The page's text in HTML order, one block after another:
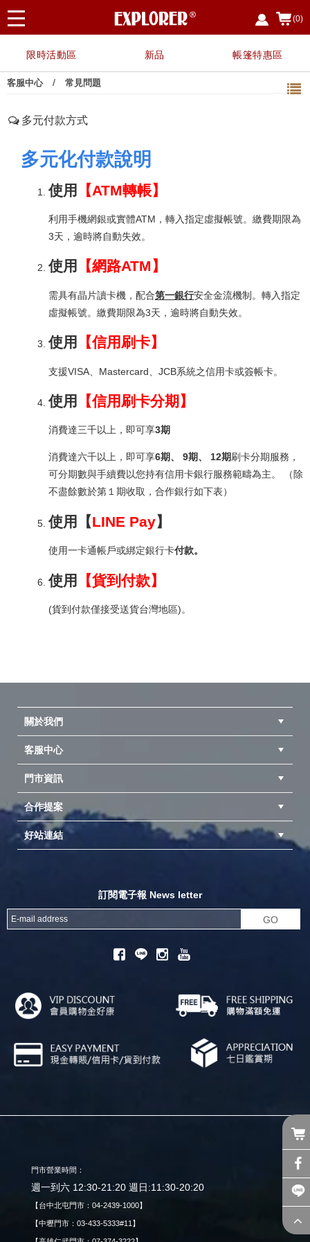
(0)
限時活動區 新品 帳篷特惠區
客服中心/ 常見問題
多元付款方式
多元化付款說明
使用 【ATM轉帳】
利用手機網銀或實體ATM，轉入指定虛擬帳號。繳費期限為
3天，逾時將自動失效。
使用 【網路ATM】
需具有晶片讀卡機，配合第一銀行安全金流機制。轉入指定
虛擬帳號。繳費期限為3天，逾時將自動失效。
使用 【信用刷卡】
支援VISA、Mastercard、JCB系統之信用卡或簽帳卡。
使用 【信用刷卡分期】
消費達三千以上，即可享3期
消費達六千以上，即可享6期、 9期、 12期刷卡分期服務，
可分期數與手續費以您持有信用卡銀行服務範疇為主。 （除
不盡餘數於第１期收取，合作銀行如下表）
使用 【LINE Pay】
使用一卡通帳戶或綁定銀行卡付款。
使用 【貨到付款】
(貨到付款僅接受送貨台灣地區)。
關於我們
客服中心
門市資訊
合作提案
異業合作
專案採購
成為供應商
好站連結
訂閱電子報 News letter
GO
門市營業時間：
週一到六 12:30-21:20 週日:11:30-20:20
【台中北屯門市：04-2439-1000】
【中壢門市：03-433-5333#11】